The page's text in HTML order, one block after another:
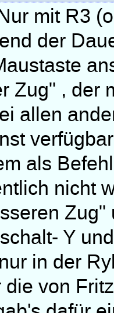
mit R3
der
Zug" , der
allen
als
nicht
Y
in der
die von